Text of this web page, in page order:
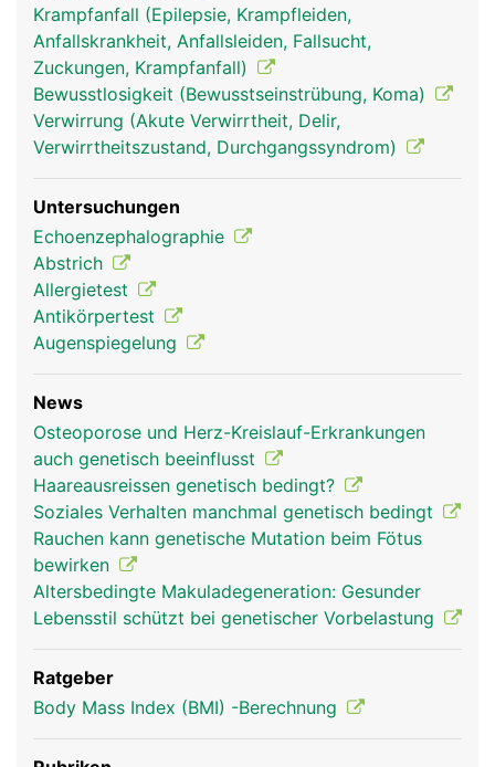
Krampfanfall (Epilepsie, Krampfleiden,
Anfallskrankheit, Anfallsleiden, Fallsucht,
Zuckungen, Krampfanfall)
Bewusstlosigkeit (Bewusstseinstrübung, Koma)
Verwirrung (Akute Verwirrtheit, Delir,
Verwirrtheitszustand, Durchgangssyndrom)
Untersuchungen
Echoenzephalographie
Abstrich
Allergietest
Antikörpertest
Augenspiegelung
News
Osteoporose und Herz-Kreislauf-Erkrankungen
auch genetisch beeinflusst
Haareausreissen genetisch bedingt?
Soziales Verhalten manchmal genetisch bedingt
Rauchen kann genetische Mutation beim Fötus
bewirken
Altersbedingte Makuladegeneration: Gesunder
Lebensstil schützt bei genetischer Vorbelastung
Ratgeber
Body Mass Index (BMI) -Berechnung